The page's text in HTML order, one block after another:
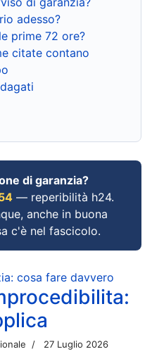
adesso?
prime 72 ore?
citate contano
di garanzia?
— reperibilità h24.
anche in buona
c'è nel fascicolo.
cosa fare davvero
27 Luglio 2026